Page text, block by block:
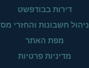
דירות בבודפשט
ניהול חשבונות והחזרי מס
מפת האתר
מדיניות פרטיות